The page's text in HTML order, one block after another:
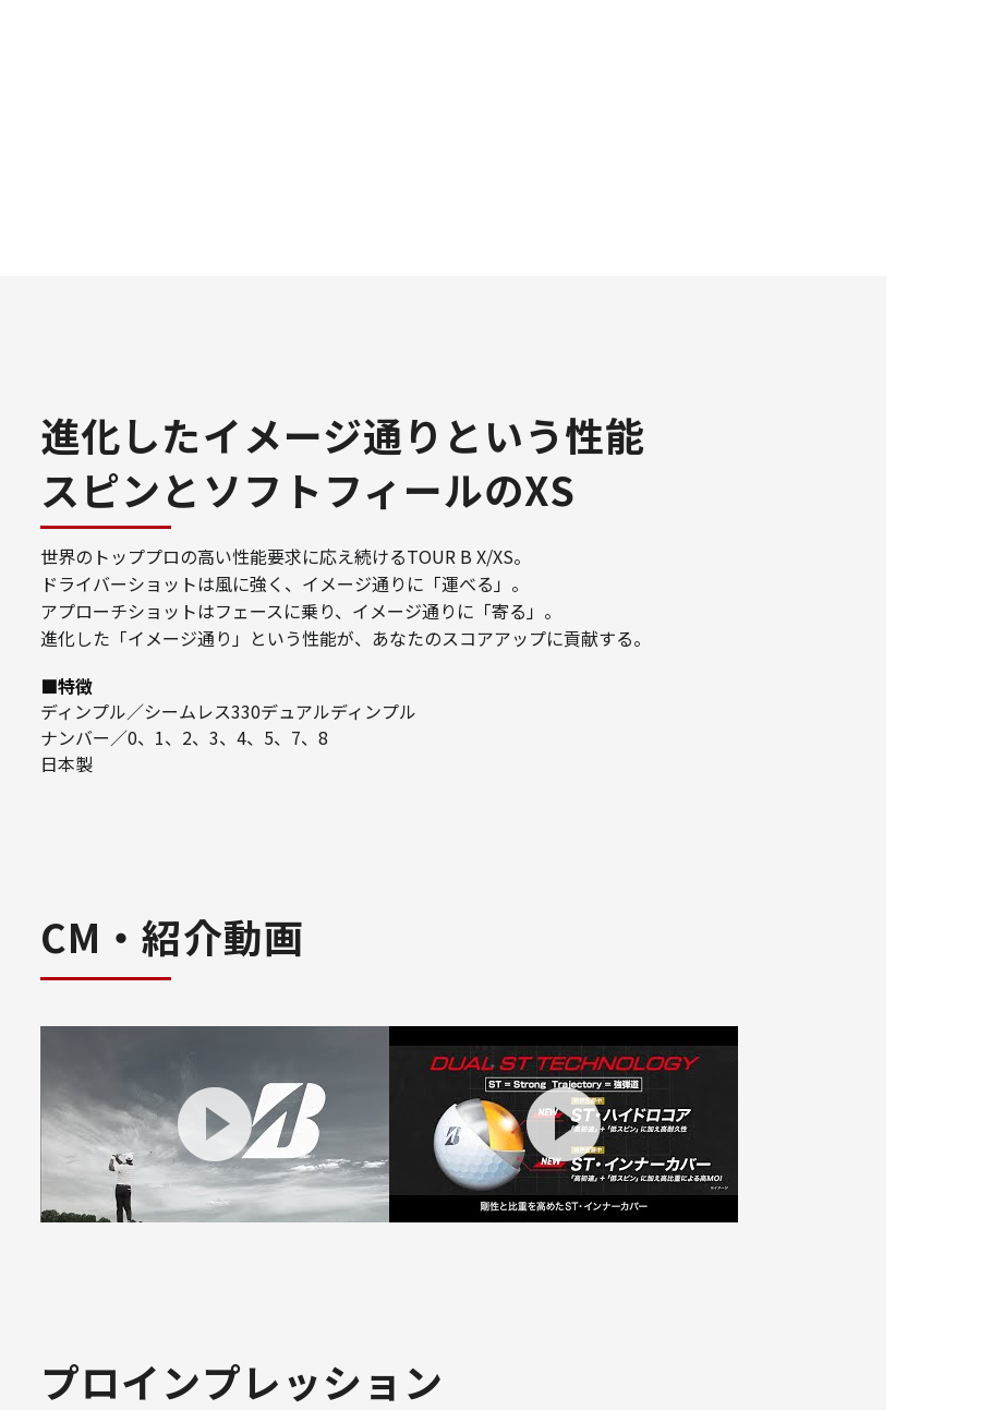
進化したイメージ通りという性能
スピンとソフトフィールのXS
世界のトッププロの高い性能要求に応え続けるTOUR B X/XS。
ドライバーショットは風に強く、イメージ通りに「運べる」。
アプローチショットはフェースに乗り、イメージ通りに「寄る」。
進化した「イメージ通り」という性能が、あなたのスコアアップに貢献する。
■特徴
ディンプル／シームレス330デュアルディンプル
ナンバー／0、1、2、3、4、5、7、8
日本製
CM・紹介動画
プロインプレッション